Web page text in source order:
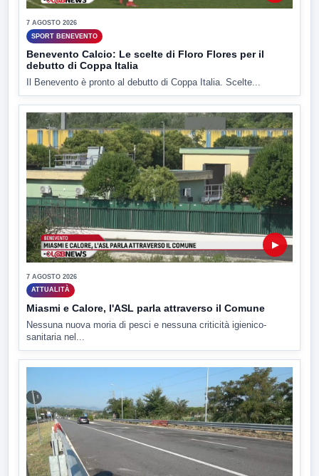
7 AGOSTO 2026
SPORT BENEVENTO
Benevento Calcio: Le scelte di Floro Flores per il
debutto di Coppa Italia
Il Benevento è pronto al debutto di Coppa Italia. Scelte...
▶
7 AGOSTO 2026
ATTUALITÀ
Miasmi e Calore, l'ASL parla attraverso il Comune
Nessuna nuova moria di pesci e nessuna criticità igienico-
sanitaria nel...